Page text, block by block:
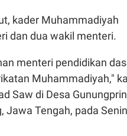
kader Muhammadiyah
dan dua wakil menteri.
menteri pendidikan
Muhammadiyah,"
Saw di Desa
Jawa Tengah, pada Senin